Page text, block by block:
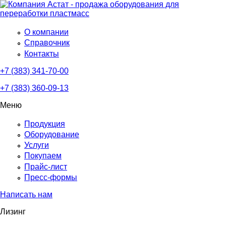
О компании
Справочник
Контакты
+7 (383) 341-70-00
+7 (383) 360-09-13
Меню
Продукция
Оборудование
Услуги
Покупаем
Прайс-лист
Пресс-формы
Написать нам
Лизинг